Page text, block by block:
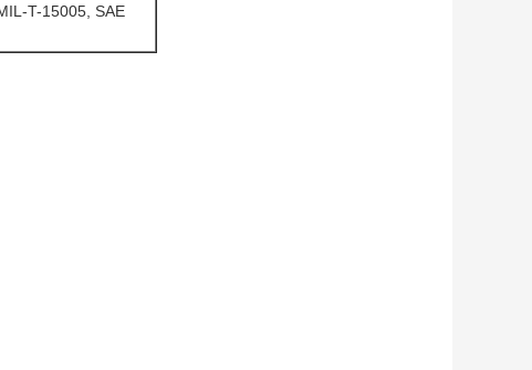
T-15005, SAE